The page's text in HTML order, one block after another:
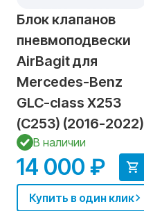
Блок клапанов
пневмоподвески
AirBagit для
Mercedes-Benz
GLC-class X253
(C253) (2016-2022)
В наличии
14 000 ₽
Купить в один клик